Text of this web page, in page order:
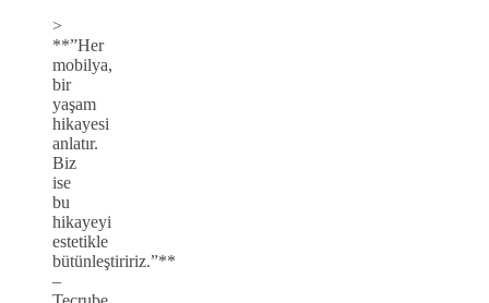
>
**”Her
mobilya,
bir
yaşam
hikayesi
anlatır.
Biz
ise
bu
hikayeyi
estetikle
bütünleştiririz.”**
–